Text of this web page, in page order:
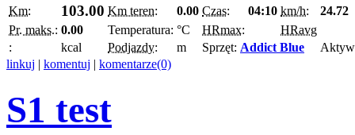
Km: 103.00 Km teren: 0.00 Czas: 04:10 km/h:
24.72
Pr. maks.: 0.00 Temperatura: °C HRmax:
HRavg
:
kcal Podjazdy: m Sprzęt: Addict Blue
linkuj | komentuj | komentarze(0)
S1 test